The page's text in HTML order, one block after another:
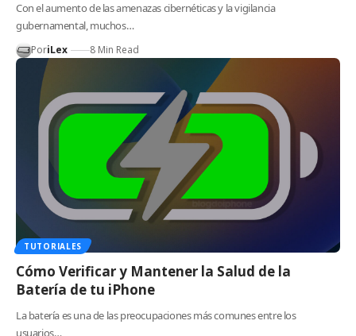
Con el aumento de las amenazas cibernéticas y la vigilancia
gubernamental, muchos…
PoriLex 8 Min Read
TUTORIALES
Cómo Verificar y Mantener la Salud de la
Batería de tu iPhone
La batería es una de las preocupaciones más comunes entre los
usuarios…